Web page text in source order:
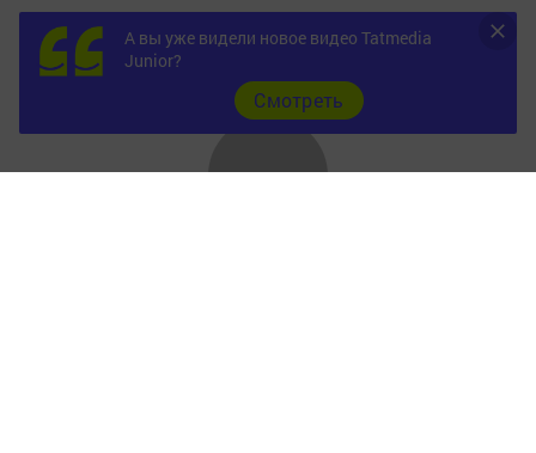
А вы уже видели новое видео Tatmedia
Junior?
Cмотреть